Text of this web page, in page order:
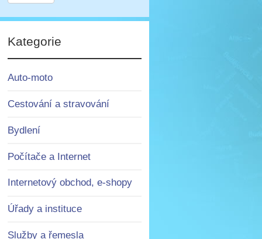
Kategorie
Auto-moto
Cestování a stravování
Bydlení
Počítače a Internet
Internetový obchod, e-shopy
Úřady a instituce
Služby a řemesla